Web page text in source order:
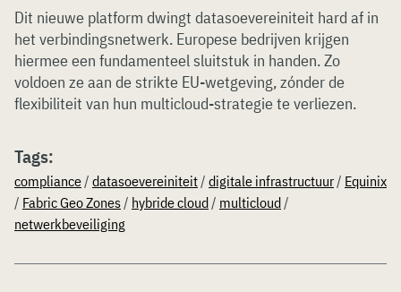
Dit nieuwe platform dwingt datasoevereiniteit hard af in
het verbindingsnetwerk. Europese bedrijven krijgen
hiermee een fundamenteel sluitstuk in handen. Zo
voldoen ze aan de strikte EU-wetgeving, zónder de
flexibiliteit van hun multicloud-strategie te verliezen.
Tags:
compliance/ datasoevereiniteit/ digitale infrastructuur/ Equinix
/ Fabric Geo Zones/ hybride cloud/ multicloud/
netwerkbeveiliging